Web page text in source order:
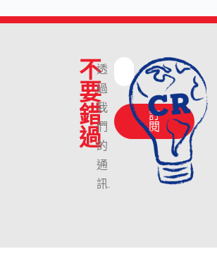
不
要
錯
過
透
過
我
們
的
通
訊.
訂
閱